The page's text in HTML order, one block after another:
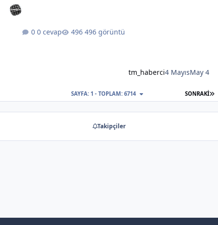
0 cevap 496 görüntü
tm_haberci4 MayısMay 4
SONRAKI
SAYFA: 1 - TOPLAM: 6714
Takipçiler